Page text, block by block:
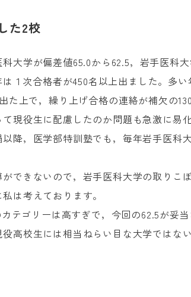
た2校
大学が偏差値65.0から62.5，岩手医科
１次合格者が450名以上出ました。多
た上で，繰り上げ合格の連絡が補欠の
現役生に配慮したのか問題も急激に
降，医学部特訓塾でも，毎年岩手医
できないので，岩手医科大学の取りこ
は考えております。
テゴリーは高すぎで，今回の62.5が妥
高校生には相当ねらい目な大学ではない